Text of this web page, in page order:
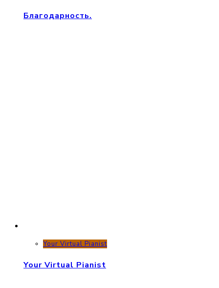
Благодарность.
Your Virtual Pianist
Your Virtual Pianist